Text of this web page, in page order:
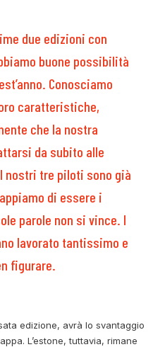
due edizioni con
buone possibilità
Conosciamo
caratteristiche,
che la nostra
da subito alle
nostri tre piloti sono già
di essere i
parole non si vince. I
lavorato tantissimo e
figurare.
edizione, avrà lo svantaggio
L’estone, tuttavia, rimane